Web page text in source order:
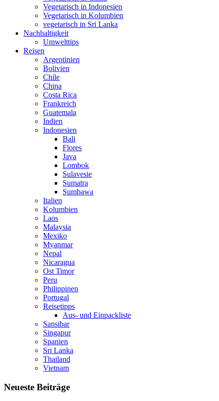
Vegetarisch in Indonesien
Vegetarisch in Kolumbien
vegetarisch in Sri Lanka
Nachhaltigkeit
Umwelttips
Reisen
Argentinien
Bolivien
Chile
China
Costa Rica
Frankreich
Guatemala
Indien
Indonesien
Bali
Flores
Java
Lombok
Sulavesie
Sumatra
Sumbawa
Italien
Kolumbien
Laos
Malaysia
Mexiko
Myanmar
Nepal
Nicaragua
Ost Timor
Peru
Philippinen
Portugal
Reisetipps
Aus- und Einpackliste
Sansibar
Singapur
Spanien
Sri Lanka
Thailand
Vietnam
Neueste Beiträge